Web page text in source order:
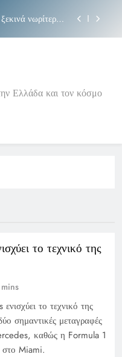
νωρίτερα
«Κρήτη
νωρίτερα
«Κρήτη
Ελλάδα και τον κόσμο
το τεχνικό της
το τεχνικό της
σημαντικές μεταγραφές
καθώς η Formula 1
στο Miami.